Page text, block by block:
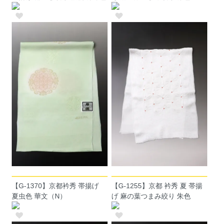
【G-1370】京都衿秀 帯揚げ
夏虫色 華文（N）
【G-1255】京都 衿秀 夏 帯揚
げ 麻の葉つまみ絞り 朱色